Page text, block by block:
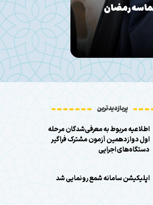
جنگ
پربازدیدترین
اطلاعیه مربوط به معرفی‌شدگان مرحله
اول دوازدهمین آزمون مشترک فراگیر
دستگاه‌های اجرایی
اپلیکیشن سامانه شمع رونمایی شد